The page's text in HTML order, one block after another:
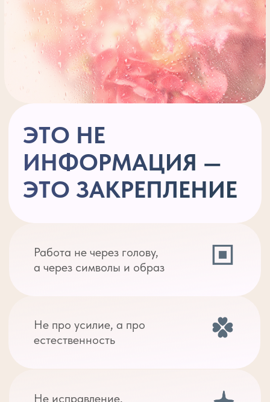
ВНУТРИ:
Самоценность
ощущается телесно,
Вы не выживаете —
вы живёте🤍
материальные апгрейды
Деньги приходят
легче, потому что вы
перестаёте брать «из
нехватки»
Новый уровень
окружение, забота о
себе, вкус к жизни
Отношения перестают быть
«игрой на выживание» —
появляются зрелые мужчины
Тело спокойно
, нет
внутренней войны
Реакции мягкие,
а не взрывные
ЭТО ТОТ МОМЕНТ, КОГДА ВЫ
НЕ «РАБОТАЕТЕ НАД СОБОЙ»